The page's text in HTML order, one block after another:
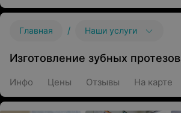
Главная / Наши услуги
Изготовление зубных протезов
Инфо Цены Отзывы На карте